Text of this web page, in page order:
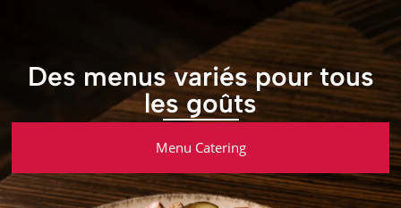
Des menus variés pour tous
les goûts
Menu Catering